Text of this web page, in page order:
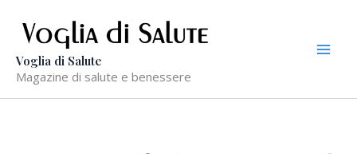
contenuto
Voglia di Salute
Magazine di salute e benessere